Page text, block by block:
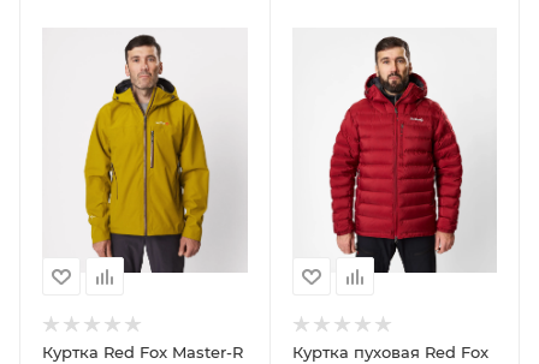
Куртка Red Fox Master-R
Куртка пуховая Red Fox